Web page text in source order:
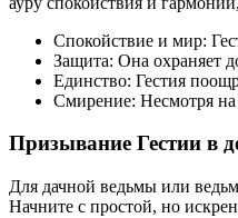
Спокойствие и мир:
Защита: Она охраняет
Единство: Гестия
Смирение: Несмотря на
Призывание Гестии в
Для дачной ведьмы или
Начните с простой, но